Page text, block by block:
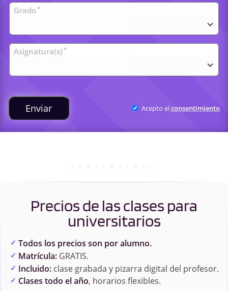
Clases
universitarias
Grado*
Asignatura(s) *
Enviar Acepto elconsentimiento
Precios de las clases para
universitarios
Todos los precios son por alumno.
Matrícula:GRATIS.
Incluido:clase grabada y pizarra digital del profesor.
Clases todo el año, horarios flexibles.